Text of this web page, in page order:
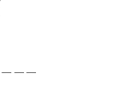
ーー